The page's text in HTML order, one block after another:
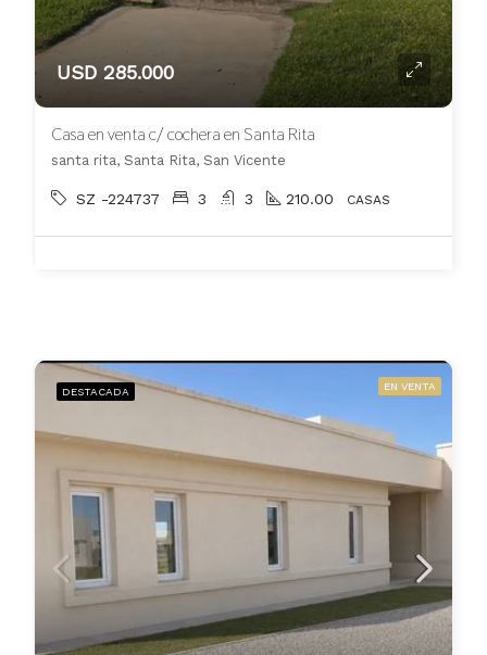
USD 285.000
Casa en venta c/ cochera en Santa Rita
santa rita, Santa Rita, San Vicente
SZ -224737 3 3 210.00 CASAS
DESTACADA EN VENTA